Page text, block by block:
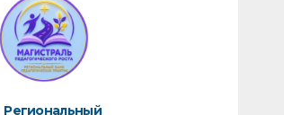
Региональный